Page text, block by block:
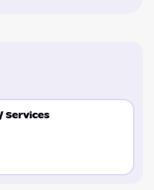
Services